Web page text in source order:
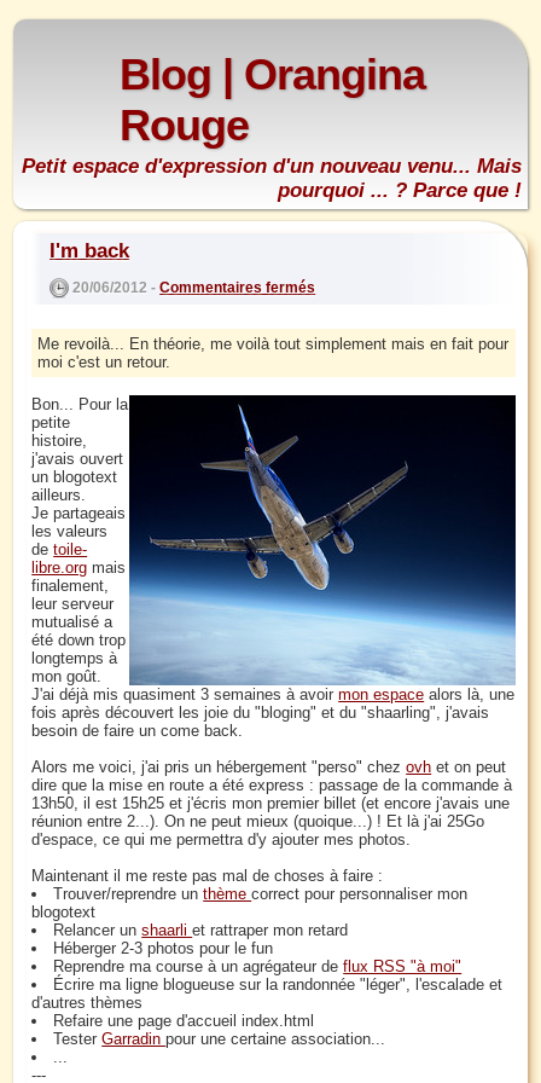
Blog | Orangina
Rouge
Petit espace d'expression d'un nouveau venu... Mais
pourquoi ... ? Parce que !
I'm back
20/06/2012 -Commentaires fermés
Me revoilà... En théorie, me voilà tout simplement mais en fait pour
moi c'est un retour.
Bon... Pour la
petite
histoire,
j'avais ouvert
un blogotext
ailleurs.
Je partageais
les valeurs
detoile-
libre.org mais
finalement,
leur serveur
mutualisé a
été down trop
longtemps à
mon goût.
J'ai déjà mis quasiment 3 semaines à avoirmon espace alors là, une
fois après découvert les joie du "bloging" et du "shaarling", j'avais
besoin de faire un come back.
Alors me voici, j'ai pris un hébergement "perso" chezovh et on peut
dire que la mise en route a été express : passage de la commande à
13h50, il est 15h25 et j'écris mon premier billet (et encore j'avais une
réunion entre 2...). On ne peut mieux (quoique...) ! Et là j'ai 25Go
d'espace, ce qui me permettra d'y ajouter mes photos.
Maintenant il me reste pas mal de choses à faire :
Trouver/reprendre unthèmecorrect pour personnaliser mon
blogotext
Relancer unshaarliet rattraper mon retard
Héberger 2-3 photos pour le fun
Reprendre ma course à un agrégateur deflux RSS "à moi"
Écrire ma ligne blogueuse sur la randonnée "léger", l'escalade et
d'autres thèmes
Refaire une page d'accueil index.html
TesterGarradinpour une certaine association...
...
---